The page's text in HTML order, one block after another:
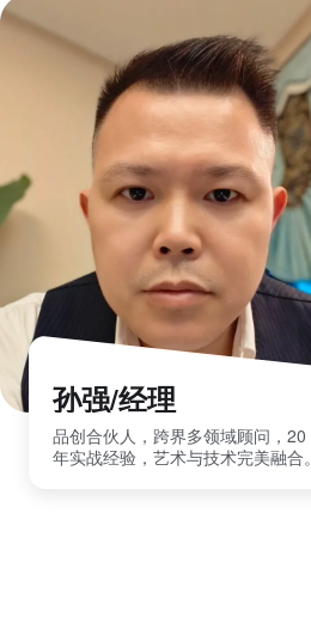
孙强/经理
品创合伙人，跨界多领域顾问，20
年实战经验，艺术与技术完美融合。